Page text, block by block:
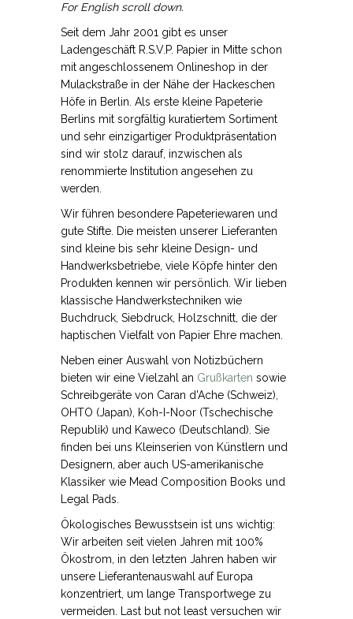
For English scroll down.
Seit dem Jahr 2001 gibt es unser
Ladengeschäft R.S.V.P. Papier in Mitte schon
mit angeschlossenem Onlineshop in der
Mulackstraße in der Nähe der Hackeschen
Höfe in Berlin. Als erste kleine Papeterie
Berlins mit sorgfältig kuratiertem Sortiment
und sehr einzigartiger Produktpräsentation
sind wir stolz darauf, inzwischen als
renommierte Institution angesehen zu
werden.
Wir führen besondere Papeteriewaren und
gute Stifte. Die meisten unserer Lieferanten
sind kleine bis sehr kleine Design- und
Handwerksbetriebe, viele Köpfe hinter den
Produkten kennen wir persönlich. Wir lieben
klassische Handwerkstechniken wie
Buchdruck, Siebdruck, Holzschnitt, die der
haptischen Vielfalt von Papier Ehre machen.
Neben einer Auswahl von Notizbüchern
bieten wir eine Vielzahl an Grußkarten sowie
Schreibgeräte von Caran d'Ache (Schweiz),
OHTO (Japan), Koh-I-Noor (Tschechische
Republik) und Kaweco (Deutschland). Sie
finden bei uns Kleinserien von Künstlern und
Designern, aber auch US-amerikanische
Klassiker wie Mead Composition Books und
Legal Pads.
Ökologisches Bewusstsein ist uns wichtig:
Wir arbeiten seit vielen Jahren mit 100%
Ökostrom, in den letzten Jahren haben wir
unsere Lieferantenauswahl auf Europa
konzentriert, um lange Transportwege zu
vermeiden. Last but not least versuchen wir